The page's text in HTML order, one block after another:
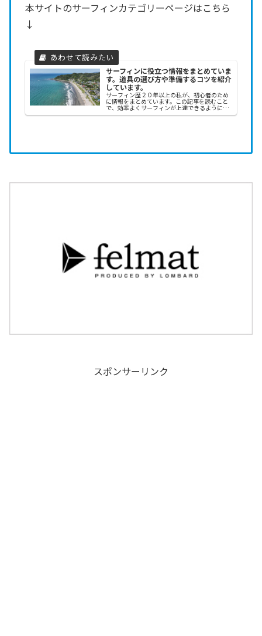
本サイトのサーフィンカテゴリーページはこちら
↓
サーフィンに役立つ情報をまとめていま
す。道具の選び方や準備するコツを紹介
しています。
サーフィン歴２０年以上の私が、初心者のため
に情報をまとめています。この記事を読むこと
で、効率よくサーフィンが上達できるようにな
ります。楽しみながらサーフィンをする手助け
スポンサーリンク